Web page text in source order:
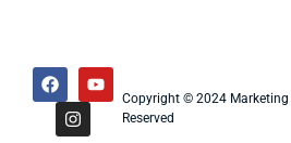
Copyright © 2024
Reserved